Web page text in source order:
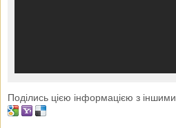
Поділись цією інформацією з іншими